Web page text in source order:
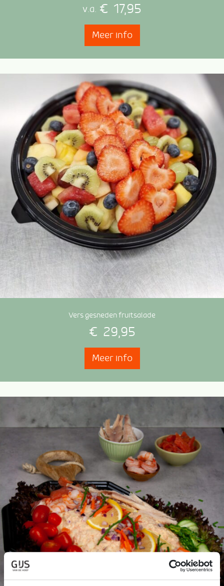
v.a. € 17,95
Meer info
Vers gesneden fruitsalade
€ 29,95
Meer info